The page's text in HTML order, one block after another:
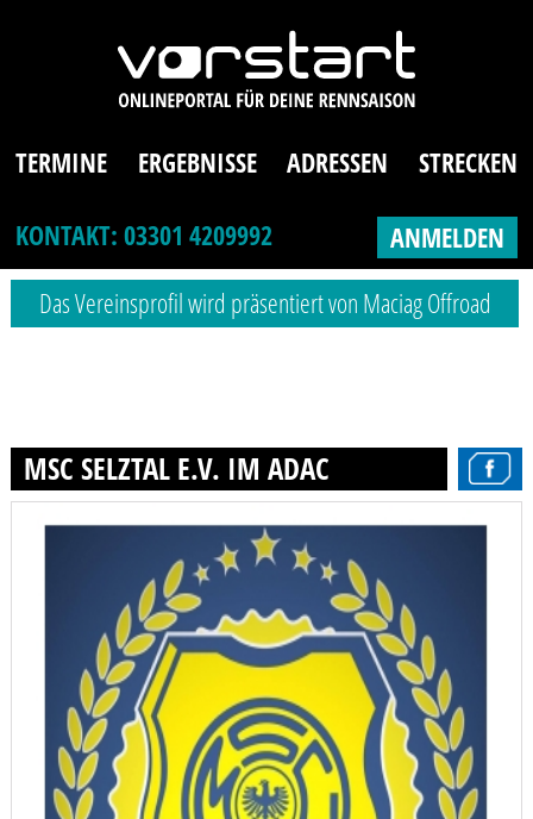
TERMINE ERGEBNISSE ADRESSEN
STRECKEN
KONTAKT: 03301 4209992
ANMELDEN
Das Vereinsprofil wird präsentiert von Maciag Offroad
MSC SELZTAL E.V. IM ADAC